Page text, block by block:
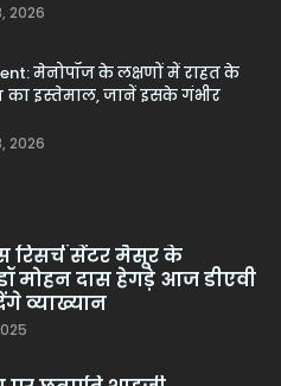
2026
मेनोपॉज के लक्षणों में राहत के
का इस्तेमाल, जानें इसके गंभीर
2026
रिसर्च सेंटर मैसूर के
मोहन दास हेगड़े आज डीएवी
व्याख्यान